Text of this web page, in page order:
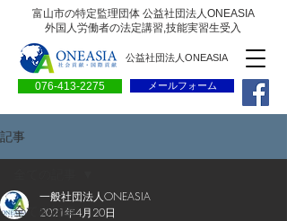
富山市の特定監理団体 公益社団法人ONEASIA
外国人労働者の法定講習,技能実習生受入
076-413-2275
公益社団法人ONEASIA
メールフォーム
記事
全ての記事
一般社団法人ONEASIA
2021年4月20日